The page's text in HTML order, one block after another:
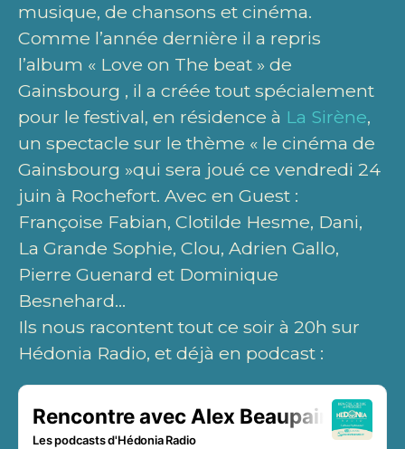
musique, de chansons et cinéma.
Comme l’année dernière il a repris
l’album « Love on The beat » de
Gainsbourg , il a créée tout spécialement
pour le festival, en résidence à La Sirène,
un spectacle sur le thème « le cinéma de
Gainsbourg »qui sera joué ce vendredi 24
juin à Rochefort. Avec en Guest :
Françoise Fabian, Clotilde Hesme, Dani,
La Grande Sophie, Clou, Adrien Gallo,
Pierre Guenard et Dominique
Besnehard…
Ils nous racontent tout ce soir à 20h sur
Hédonia Radio, et déjà en podcast :